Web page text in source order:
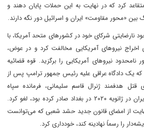
کرد که در نهایت به این حملات پایان دهند و
بین «محور مقاومت» ایران و اسرائیل دور نگه دارند.
نارضایتی شرکای خود در کشورهای متحد آمریکا، با
نیروهای آمریکایی مخالفت کرد و در عوض،
نامحدود نیروهای آمریکایی را برگزید. قوه قضائیه
یک دادگاه عراقی علیه رئیس جمهور ترامپ پس از
هدفمند ژنرال قاسم سلیمانی، فرمانده سپاه
پاسداران انقلاب اسلامی ایران در ژانویه ۲۰۲۰ در بغداد صادر کرده بود، لغو کرد.
از امضای قانون جدید حشد شعبی که می‌توانست
را رسماً نهادینه کند، خودداری کرد.